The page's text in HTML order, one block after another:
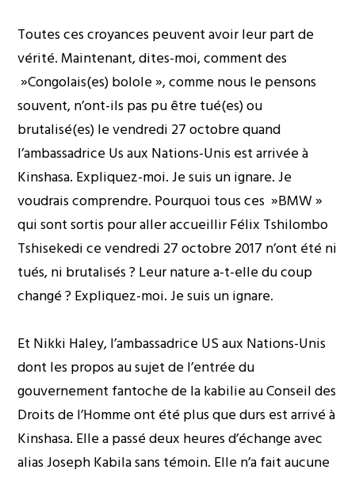
Toutes ces croyances peuvent avoir leur part de
vérité. Maintenant, dites-moi, comment des
»Congolais(es) bolole », comme nous le pensons
souvent, n’ont-ils pas pu être tué(es) ou
brutalisé(es) le vendredi 27 octobre quand
l’ambassadrice Us aux Nations-Unis est arrivée à
Kinshasa. Expliquez-moi. Je suis un ignare. Je
voudrais comprendre. Pourquoi tous ces »BMW »
qui sont sortis pour aller accueillir Félix Tshilombo
Tshisekedi ce vendredi 27 octobre 2017 n’ont été ni
tués, ni brutalisés ? Leur nature a-t-elle du coup
changé ? Expliquez-moi. Je suis un ignare.
Et Nikki Haley, l’ambassadrice US aux Nations-Unis
dont les propos au sujet de l’entrée du
gouvernement fantoche de la kabilie au Conseil des
Droits de l’Homme ont été plus que durs est arrivé à
Kinshasa. Elle a passé deux heures d’échange avec
alias Joseph Kabila sans témoin. Elle n’a fait aucune